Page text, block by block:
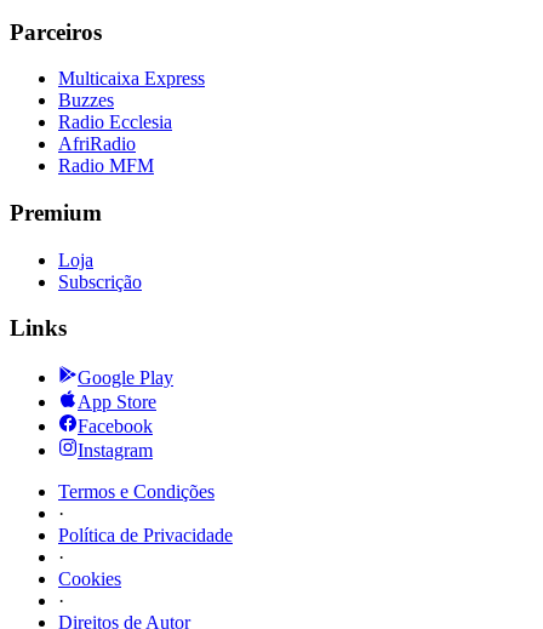
Parceiros
Multicaixa Express
Buzzes
Radio Ecclesia
AfriRadio
Radio MFM
Premium
Loja
Subscrição
Links
Google Play
App Store
Facebook
Instagram
Termos e Condições
·
Política de Privacidade
·
Cookies
·
Direitos de Autor